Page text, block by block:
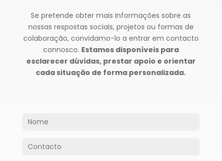
Se pretende obter mais informações sobre as
nossas respostas sociais, projetos ou formas de
colaboração, convidamo-lo a entrar em contacto
connosco. Estamos disponíveis para
esclarecer dúvidas, prestar apoio e orientar
cada situação de forma personalizada.